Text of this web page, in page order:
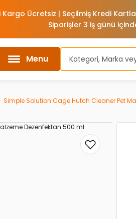
Kargo Ücretsiz | Seçilmiş Kredi
Siparişler 3 iş günü
Menu
Simple Solution Cage Hutch Cleaner Pet